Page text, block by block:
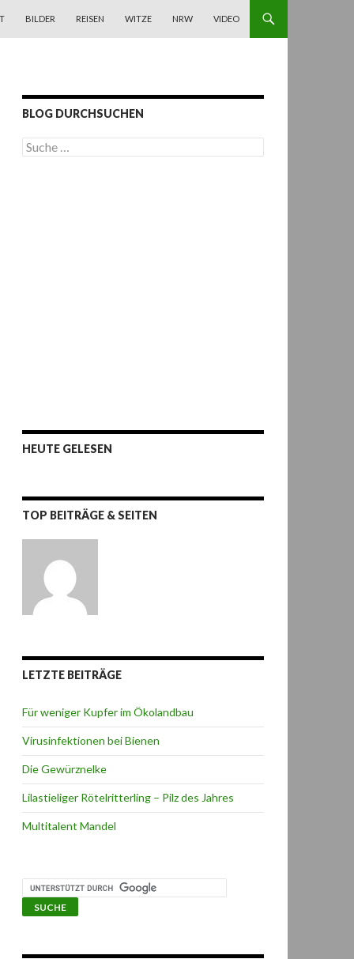
BILDER REISEN WITZE NRW VIDEO
BLOG DURCHSUCHEN
S
u
HEUTE GELESEN
TOP BEITRÄGE & SEITEN
LETZTE BEITRÄGE
Für weniger Kupfer im Ökolandbau
Virusinfektionen bei Bienen
Die Gewürznelke
Lilastieliger Rötelritterling – Pilz des Jahres
Multitalent Mandel